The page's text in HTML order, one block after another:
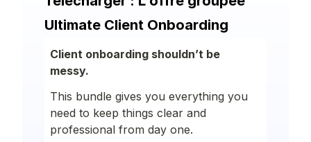
Ultimate Client Onboarding